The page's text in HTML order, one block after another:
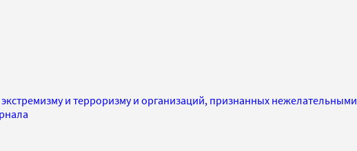
и терроризму и организаций, признанных нежелательными